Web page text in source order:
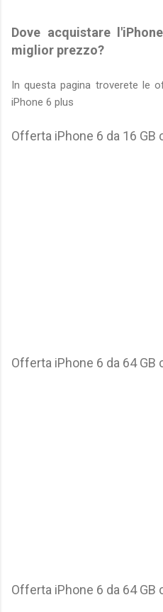
Dove acquistare
miglior prezzo?
In questa pagina troverete le
iPhone 6 plus
Offerta iPhone 6 da 16 GB
Offerta iPhone 6 da 64 GB
Offerta iPhone 6 da 64 GB